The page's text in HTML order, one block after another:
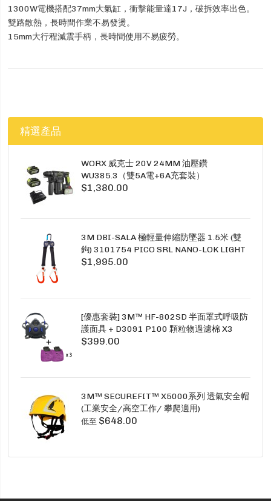
1300W電機搭配37mm大氣缸，衝擊能量達17J，破拆效率出色。
雙路散熱，長時間作業不易發燙。
15mm大行程減震手柄，長時間使用不易疲勞。
精選產品
WORX 威克士 20V 24MM 油壓鑽
WU385.3（雙5A電+6A充套裝）
$1,380.00
3M DBI-SALA 極輕量伸縮防墜器 1.5米 (雙
鉤) 3101754 PICO SRL NANO-LOK LIGHT
1.5M TWINS
$1,995.00
[優惠套裝] 3M™ HF-802SD 半面罩式呼吸防
護面具 + D3091 P100 顆粒物過濾棉 X3
SECURE CLICK HF-802SD HF-800SD 系列
$399.00
3M™ SECUREFIT™ X5000系列 透氣安全帽
(工業安全/高空工作/ 攀爬適用)
低至 $648.00